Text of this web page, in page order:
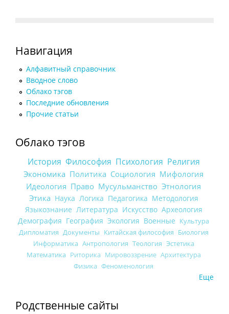
Навигация
Алфавитный справочник
Вводное слово
Облако тэгов
Последние обновления
Прочие статьи
Облако тэгов
История Философия Психология Религия
Экономика Политика Социология Мифология
Идеология Право Мусульманство Этнология
Этика Наука Логика Педагогика Методология
Языкознание Литература Искусство Археология
Демография География Экология Военные Культура
Дипломатия Документы Китайская философия Биология
Информатика Антропология Теология Эстетика
Математика Риторика Мировоззрение Архитектура
Физика Феноменология
Еще
Родственные сайты